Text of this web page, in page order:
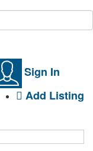
Sign In
Add Listing